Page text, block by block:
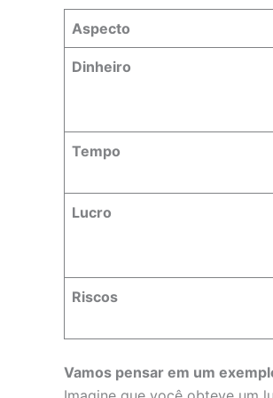
Aspecto
Dinheiro
Tempo
Lucro
Riscos
Vamos pensar em um